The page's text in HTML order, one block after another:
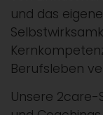
und das
Berufsleben
Unsere 2care-